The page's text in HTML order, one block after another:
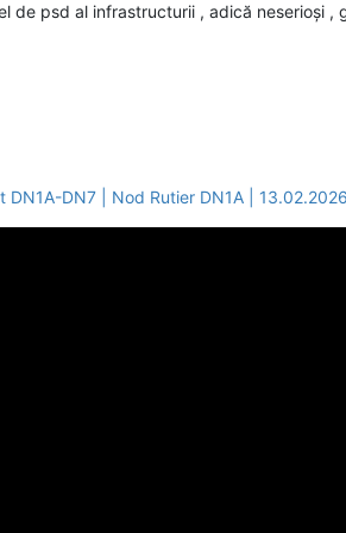
de psd al infrastructurii , adică neserioși ,
DN7 | Nod Rutier DN1A |